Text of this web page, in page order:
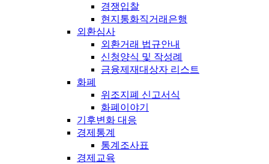
경쟁입찰
현지통화직거래은행
외환심사
외환거래 법규안내
신청양식 및 작성례
금융제재대상자 리스트
화폐
위조지폐 신고서식
화폐이야기
기후변화 대응
경제통계
통계조사표
경제교육